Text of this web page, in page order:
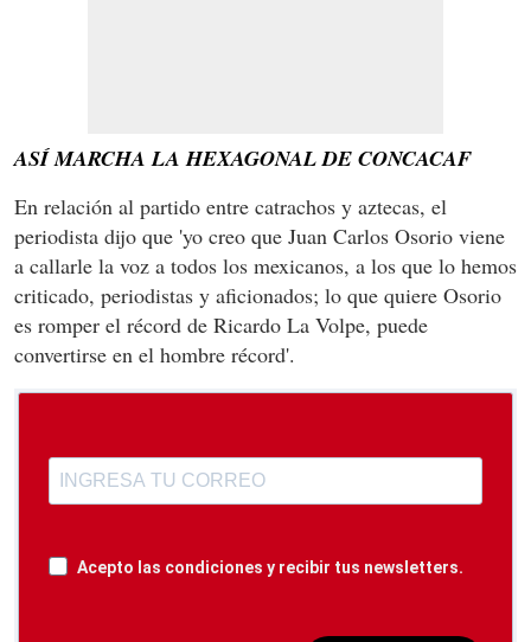
ASÍ MARCHA LA HEXAGONAL DE CONCACAF
En relación al partido entre catrachos y aztecas, el
periodista dijo que 'yo creo que Juan Carlos Osorio viene
a callarle la voz a todos los mexicanos, a los que lo hemos
criticado, periodistas y aficionados; lo que quiere Osorio
es romper el récord de Ricardo La Volpe, puede
convertirse en el hombre récord'.
Acepto las condiciones y recibir tus newsletters.